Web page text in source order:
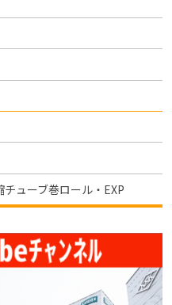
ューブ巻ロール・EXP